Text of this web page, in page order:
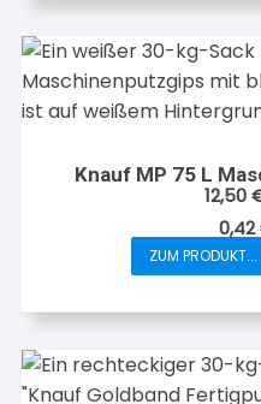
Knauf MP 75 L
12,50
0,42
ZUM PRODUKT...